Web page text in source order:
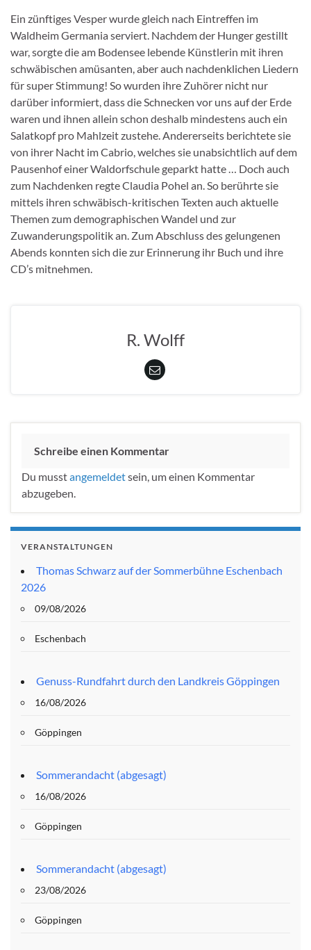
Ein zünftiges Vesper wurde gleich nach Eintreffen im
Waldheim Germania serviert. Nachdem der Hunger gestillt
war, sorgte die am Bodensee lebende Künstlerin mit ihren
schwäbischen amüsanten, aber auch nachdenklichen Liedern
für super Stimmung! So wurden ihre Zuhörer nicht nur
darüber informiert, dass die Schnecken vor uns auf der Erde
waren und ihnen allein schon deshalb mindestens auch ein
Salatkopf pro Mahlzeit zustehe. Andererseits berichtete sie
von ihrer Nacht im Cabrio, welches sie unabsichtlich auf dem
Pausenhof einer Waldorfschule geparkt hatte … Doch auch
zum Nachdenken regte Claudia Pohel an. So berührte sie
mittels ihren schwäbisch-kritischen Texten auch aktuelle
Themen zum demographischen Wandel und zur
Zuwanderungspolitik an. Zum Abschluss des gelungenen
Abends konnten sich die zur Erinnerung ihr Buch und ihre
CD’s mitnehmen.
R. Wolff
Schreibe einen Kommentar
Du musstangemeldetsein, um einen Kommentar
abzugeben.
VERANSTALTUNGEN
Thomas Schwarz auf der Sommerbühne Eschenbach
2026
09/08/2026
Eschenbach
Genuss-Rundfahrt durch den Landkreis Göppingen
16/08/2026
Göppingen
Sommerandacht (abgesagt)
16/08/2026
Göppingen
Sommerandacht (abgesagt)
23/08/2026
Göppingen